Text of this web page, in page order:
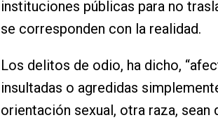
instituciones públicas para no
se corresponden con la realidad.
Los delitos de odio, ha dicho,
insultadas o agredidas
orientación sexual, otra raza, sean